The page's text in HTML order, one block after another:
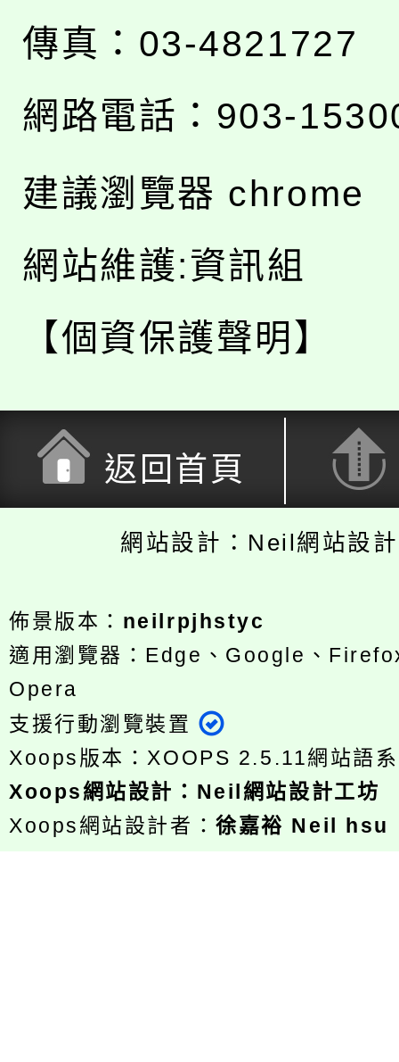
傳真：03-4821727
網路電話：903-
建議瀏覽器 chrome
網站維護:資訊組
【個資保護聲明】
返回首頁
網站設計：Neil網站設
佈景版本： neilrpjhstyc
適用瀏覽器：Edge、Google、
Opera
支援行動瀏覽裝置
Xoops版本： XOOPS 2.5.11網站語
Xoops網站設計 ： Neil網站設計工坊
Xoops網站設計者：徐嘉裕 Neil hsu